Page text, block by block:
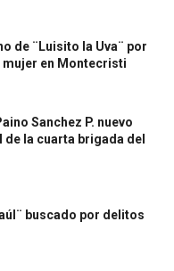
de ¨Luisito la Uva¨ por
mujer en Montecristi
Sanchez P. nuevo
la cuarta brigada del
buscado por delitos